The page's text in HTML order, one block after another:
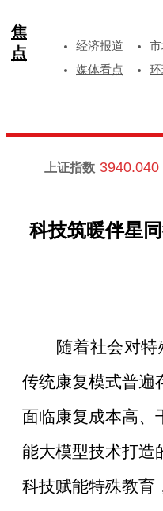
焦
点
经济报道
媒体看点
上证指数 3940.040
科技筑暖伴星
随着社会对
传统康复模式普遍
面临康复成本高、
能大模型技术打造
科技赋能特殊教育